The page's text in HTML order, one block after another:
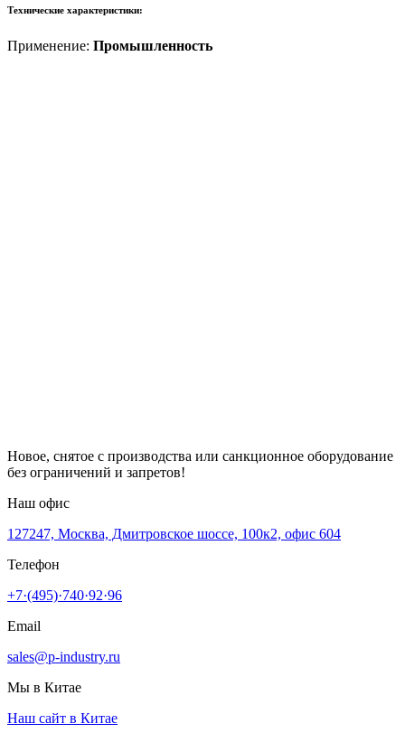
Технические характеристики:
Применение: Промышленность
Новое, снятое с производства или санкционное оборудование
без ограничений и запретов!
Наш офис
127247, Москва, Дмитровское шоссе, 100к2, офис 604
Телефон
+7·(495)·740·92·96
Email
sales@p-industry.ru
Мы в Китае
Наш сайт в Китае